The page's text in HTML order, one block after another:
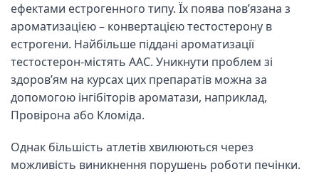
ефектами естрогенного типу. Їх поява пов’язана з
ароматизацією – конвертацією тестостерону в
естрогени. Найбільше піддані ароматизації
тестостерон-містять ААС. Уникнути проблем зі
здоров’ям на курсах цих препаратів можна за
допомогою інгібіторів ароматази, наприклад,
Провірона або Кломіда.
Однак більшість атлетів хвилюються через
можливість виникнення порушень роботи печінки.